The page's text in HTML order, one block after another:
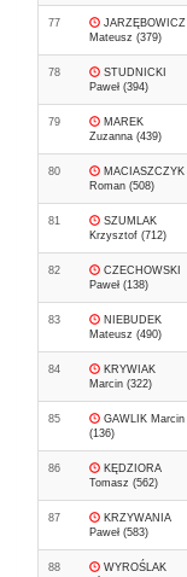
77
JARZĘBOWICZ
Mateusz (379)
78
STUDNICKI
Paweł (394)
79
MAREK
Zuzanna (439)
80
MACIASZCZYK
Roman (508)
81
SZUMLAK
Krzysztof (712)
82
CZECHOWSKI
Paweł (138)
83
NIEBUDEK
Mateusz (490)
84
KRYWIAK
Marcin (322)
85
GAWLIK Marcin
(136)
86
KĘDZIORA
Tomasz (562)
87
KRZYWANIA
Paweł (583)
88
WYROŚLAK